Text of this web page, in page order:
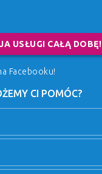
USŁUGI CAŁĄ DOBĘ!
Facebooku!
CI POMÓC?